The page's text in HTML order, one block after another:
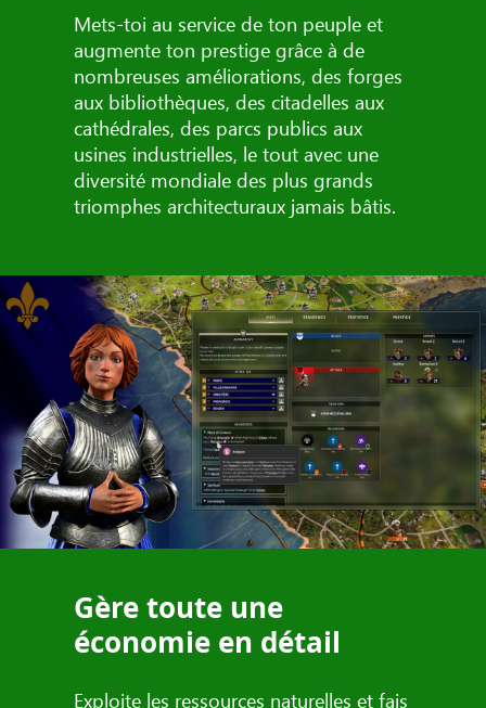
Mets-toi au service de ton peuple et
augmente ton prestige grâce à de
nombreuses améliorations, des forges
aux bibliothèques, des citadelles aux
cathédrales, des parcs publics aux
usines industrielles, le tout avec une
diversité mondiale des plus grands
triomphes architecturaux jamais bâtis.
Gère toute une
économie en détail
Exploite les ressources naturelles et fais